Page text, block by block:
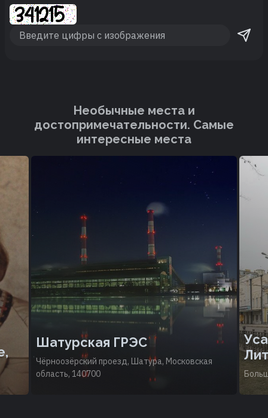
Необычные места и
достопримечательности. Cамые
интересные места
Шатурская ГРЭС
Чёрноозёрский проезд, Шатура, Московская
область, 140700